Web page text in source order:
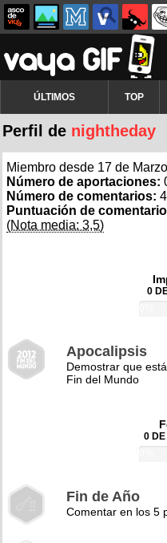
ÚLTIMOS TOP
Perfil de nightheday
Miembro desde 17 de
Número de aportaciones:
Número de comentarios: 4
Puntuación de
(Nota media: 3,5)
0
Apocalipsis
Demostrar que
Fin del Mundo
0
Fin de Año
Comentar en los 5